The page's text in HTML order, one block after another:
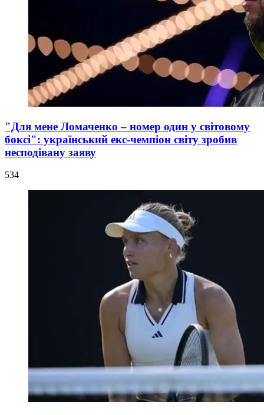
"Для мене Ломаченко – номер один у світовому
боксі": український екс-чемпіон світу зробив
несподівану заяву
534